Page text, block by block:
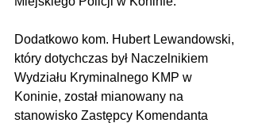
Dodatkowo kom. Hubert Lewandowski,
który dotychczas był Naczelnikiem
Wydziału Kryminalnego KMP w
Koninie, został mianowany na
stanowisko Zastępcy Komendanta